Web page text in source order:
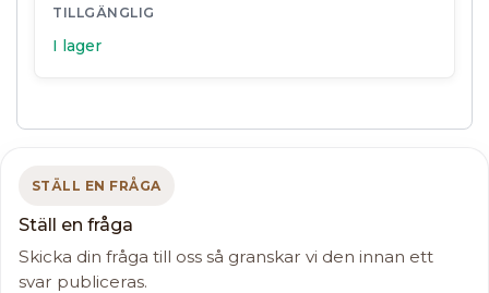
TILLGÄNGLIG
I lager
STÄLL EN FRÅGA
Ställ en fråga
Skicka din fråga till oss så granskar vi den innan ett
svar publiceras.